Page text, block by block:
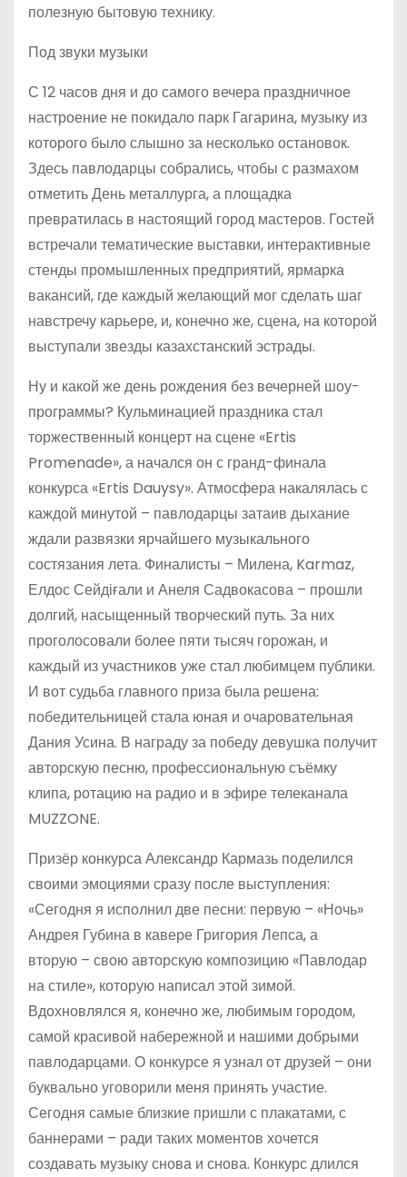
полезную бытовую технику.
Под звуки музыки
С 12 часов дня и до самого вечера праздничное
настроение не покидало парк Гагарина, музыку из
которого было слышно за несколько остановок.
Здесь павлодарцы собрались, чтобы с размахом
отметить День металлурга, а площадка
превратилась в настоящий город мастеров. Гостей
встречали тематические выставки, интерактивные
стенды промышленных предприятий, ярмарка
вакансий, где каждый желающий мог сделать шаг
навстречу карьере, и, конечно же, сцена, на которой
выступали звезды казахстанский эстрады.
Ну и какой же день рождения без вечерней шоу-
программы? Кульминацией праздника стал
торжественный концерт на сцене «Ertis
Promenade», а начался он с гранд-финала
конкурса «Ertis Dauysy». Атмосфера накалялась с
каждой минутой – павлодарцы затаив дыхание
ждали развязки ярчайшего музыкального
состязания лета. Финалисты – Милена, Karmaz,
Елдос Сейдіғали и Анеля Садвокасова – прошли
долгий, насыщенный творческий путь. За них
проголосовали более пяти тысяч горожан, и
каждый из участников уже стал любимцем публики.
И вот судьба главного приза была решена:
победительницей стала юная и очаровательная
Дания Усина. В награду за победу девушка получит
авторскую песню, профессиональную съёмку
клипа, ротацию на радио и в эфире телеканала
MUZZONE.
Призёр конкурса Александр Кармазь поделился
своими эмоциями сразу после выступления:
«Сегодня я исполнил две песни: первую – «Ночь»
Андрея Губина в кавере Григория Лепса, а
вторую – свою авторскую композицию «Павлодар
на стиле», которую написал этой зимой.
Вдохновлялся я, конечно же, любимым городом,
самой красивой набережной и нашими добрыми
павлодарцами. О конкурсе я узнал от друзей – они
буквально уговорили меня принять участие.
Сегодня самые близкие пришли с плакатами, с
баннерами – ради таких моментов хочется
создавать музыку снова и снова. Конкурс длился